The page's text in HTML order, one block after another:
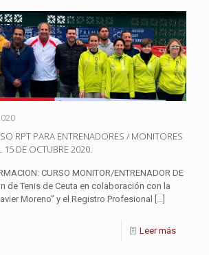
RPT PARA ENTRENADORES / MONITORES
15 DE OCTUBRE 2020.
CURSO MONITOR/ENTRENADOR DE
de Tenis de Ceuta en colaboración con la
Moreno” y el Registro Profesional […]
Leer más